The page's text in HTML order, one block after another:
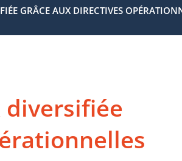
GRÂCE AUX DIRECTIVES
diversifiée